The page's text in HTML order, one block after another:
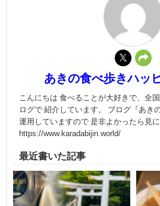
あきの食べ歩きハッ
こんにちは 食べることが大好きで、全
ログで 紹介しています。 ブログ『あき
運用していますので 是非よかったら見
https://www.karadabijin.world/
最近書いた記事